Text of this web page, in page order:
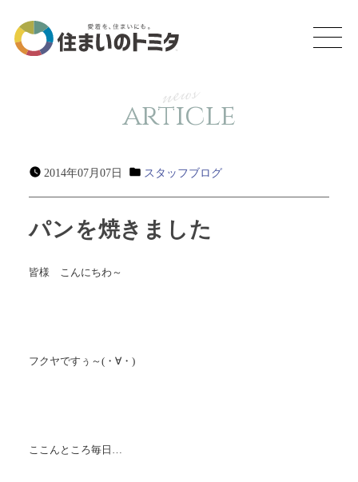
news
article
2014年07月07日 スタッフブログ
パンを焼きました
皆様 こんにちわ～
フクヤですぅ～(・∀・)
ここんところ毎日…